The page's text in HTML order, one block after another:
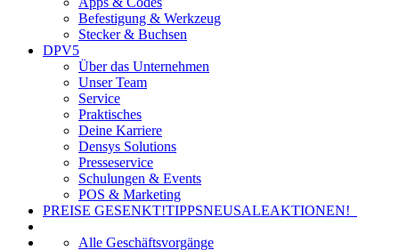
Befestigung & Werkzeug
Stecker & Buchsen
DPV5
Über das Unternehmen
Unser Team
Service
Praktisches
Deine Karriere
Densys Solutions
Presseservice
Schulungen & Events
POS & Marketing
PREISE GESENKT!TIPPSNEUSALEAKTIONEN!
Alle Geschäftsvorgänge